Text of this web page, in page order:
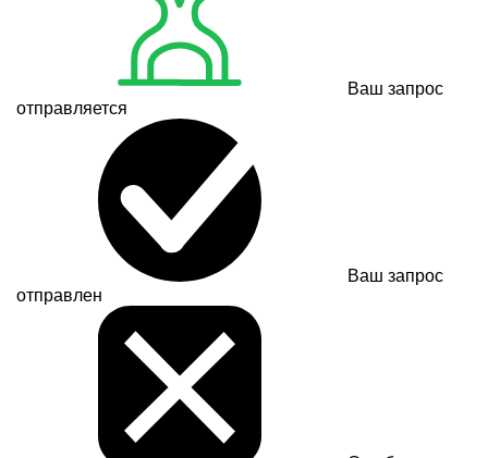
Ваш запрос
отправляется
Ваш запрос
отправлен